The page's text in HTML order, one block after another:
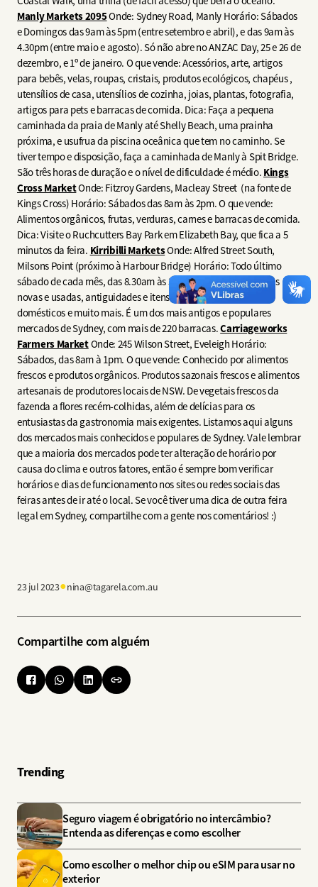
Manly Markets 2095Onde: Sydney Road, Manly Horário: Sábados
e Domingos das 9am às 5pm (entre setembro e abril), e das 9am às
4.30pm (entre maio e agosto). Só não abre no ANZAC Day, 25 e 26 de
dezembro, e 1º de janeiro. O que vende: Acessórios, arte, artigos
para bebês, velas, roupas, cristais, produtos ecológicos, chapéus ,
utensílios de casa, utensílios de cozinha, joias, plantas, fotografia,
artigos para pets e barracas de comida. Dica: Faça a pequena
caminhada da praia de Manly até Shelly Beach, uma prainha
próxima, e usufrua da piscina oceânica que tem no caminho. Se
tiver tempo e disposição, faça a caminhada de Manly à Spit Bridge.
São três horas de duração e o nível de dificuldade é médio. Kings
Cross MarketOnde: Fitzroy Gardens, Macleay Street (na fonte de
Kings Cross) Horário: Sábados das 8am às 2pm. O que vende:
Alimentos orgânicos, frutas, verduras, carnes e barracas de comida.
Dica: Visite o Ruchcutters Bay Park em Elizabeth Bay, que fica a 5
minutos da feira. Kirribilli MarketsOnde:Alfred Street South,
Milsons Point (próximo à Harbour Bridge) Horário: Todo último
sábado de cada mês, das 8.30am às 3pm. O que vende: Roupas
novas e usadas, antiguidades e itens colecionáveis, utensílios
domésticos e muito mais. É um dos mais antigos e populares
mercados de Sydney, com mais de 220 barracas.Carriageworks
Farmers MarketOnde: 245 Wilson Street, Eveleigh Horário:
Sábados, das 8am à 1pm. O que vende: Conhecido por alimentos
frescos e produtos orgânicos. Produtos sazonais frescos e alimentos
artesanais de produtores locais de NSW. De vegetais frescos da
fazenda a flores recém-colhidas, além de delícias para os
entusiastas da gastronomia mais exigentes. Listamos aqui alguns
dos mercados mais conhecidos e populares de Sydney. Vale lembrar
que a maioria dos mercados pode ter alteração de horário por
causa do clima e outros fatores, então é sempre bom verificar
horários e dias de funcionamento nos sites ou redes sociais das
feiras antes de ir até o local. Se você tiver uma dica de outra feira
legal em Sydney, compartilhe com a gente nos comentários! :)
23 jul 2023●nina@tagarela.com.au
Compartilhe com alguém
Trending
Seguro viagem é obrigatório no intercâmbio?
Entenda as diferenças e como escolher
Como escolher o melhor chip ou eSIM para usar no
exterior